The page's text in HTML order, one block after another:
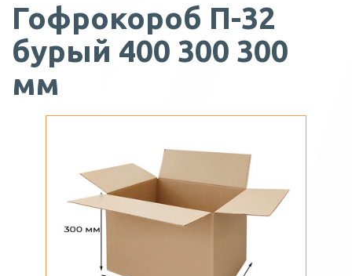
Гофрокороб П-32
бурый 400 300 300
мм